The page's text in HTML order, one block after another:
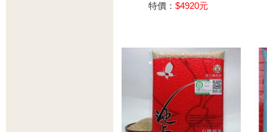
特價： $4920元